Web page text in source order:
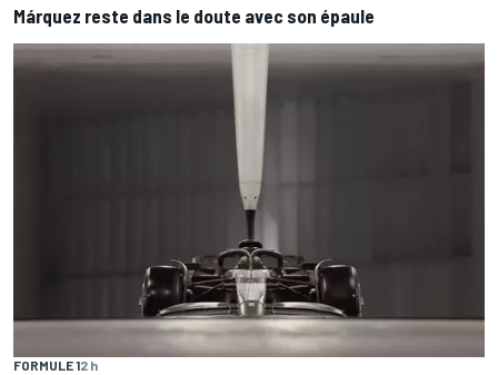
Márquez reste dans le doute avec son épaule
FORMULE 12 h